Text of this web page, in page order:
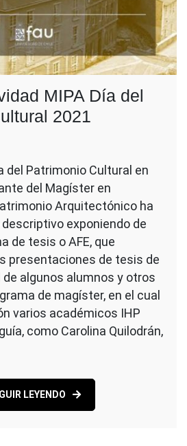
MIPA Día del
2021
del Patrimonio Cultural en
del Magíster en
Arquitectónico ha
exponiendo de
de tesis o AFE, que
presentaciones de tesis de
algunos alumnos y otros
de magíster, en el cual
varios académicos IHP
como Carolina Quilodrán,
LEYENDO